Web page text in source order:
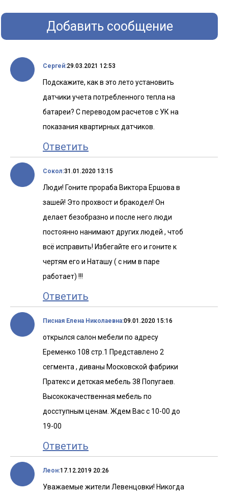
Добавить сообщение
Сергей:29.03.2021 12:53
Подскажите, как в это лето установить
датчики учета потребленного тепла на
батареи? С переводом расчетов с УК на
показания квартирных датчиков.
Ответить
Сокол:31.01.2020 13:15
Люди! Гоните прораба Виктора Ершова в
зашей! Это прохвост и бракодел! Он
делает безобразно и после него люди
постоянно нанимают других людей , чтоб
всё исправить! Избегайте его и гоните к
чертям его и Наташу ( с ним в паре
работает) !!!
Ответить
Писная Елена Николаевна:09.01.2020 15:16
открылся салон мебели по адресу
Еременко 108 стр.1 Представлено 2
сегмента , диваны Московской фабрики
Пратекс и детская мебель 38 Попугаев.
Высококачественная мебель по
досступным ценам. Ждем Вас с 10-00 до
19-00
Ответить
Леон:17.12.2019 20:26
Уважаемые жители Левенцовки! Никогда